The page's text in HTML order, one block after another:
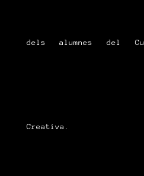
dels alumnes del
Creativa.